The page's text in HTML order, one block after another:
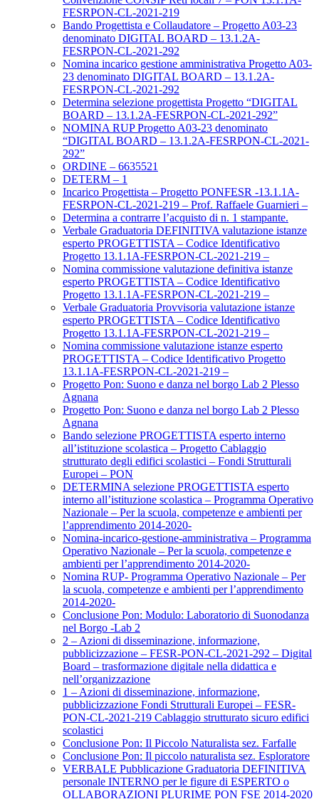
FESRPON-CL-2021-219
Bando Progettista e Collaudatore – Progetto A03-23
denominato DIGITAL BOARD – 13.1.2A-
FESRPON-CL-2021-292
Nomina incarico gestione amministrativa Progetto A03-
23 denominato DIGITAL BOARD – 13.1.2A-
FESRPON-CL-2021-292
Determina selezione progettista Progetto “DIGITAL
BOARD – 13.1.2A-FESRPON-CL-2021-292”
NOMINA RUP Progetto A03-23 denominato
“DIGITAL BOARD – 13.1.2A-FESRPON-CL-2021-
292”
ORDINE – 6635521
DETERM – 1
Incarico Progettista – Progetto PONFESR -13.1.1A-
FESRPON-CL-2021-219 – Prof. Raffaele Guarnieri –
Determina a contrarre l’acquisto di n. 1 stampante.
Verbale Graduatoria DEFINITIVA valutazione istanze
esperto PROGETTISTA – Codice Identificativo
Progetto 13.1.1A-FESRPON-CL-2021-219 –
Nomina commissione valutazione definitiva istanze
esperto PROGETTISTA – Codice Identificativo
Progetto 13.1.1A-FESRPON-CL-2021-219 –
Verbale Graduatoria Provvisoria valutazione istanze
esperto PROGETTISTA – Codice Identificativo
Progetto 13.1.1A-FESRPON-CL-2021-219 –
Nomina commissione valutazione istanze esperto
PROGETTISTA – Codice Identificativo Progetto
13.1.1A-FESRPON-CL-2021-219 –
Progetto Pon: Suono e danza nel borgo Lab 2 Plesso
Agnana
Progetto Pon: Suono e danza nel borgo Lab 2 Plesso
Agnana
Bando selezione PROGETTISTA esperto interno
all’istituzione scolastica – Progetto Cablaggio
strutturato degli edifici scolastici – Fondi Strutturali
Europei – PON
DETERMINA selezione PROGETTISTA esperto
interno all’istituzione scolastica – Programma Operativo
Nazionale – Per la scuola, competenze e ambienti per
l’apprendimento 2014-2020-
Nomina-incarico-gestione-amministrativa – Programma
Operativo Nazionale – Per la scuola, competenze e
ambienti per l’apprendimento 2014-2020-
Nomina RUP- Programma Operativo Nazionale – Per
la scuola, competenze e ambienti per l’apprendimento
2014-2020-
Conclusione Pon: Modulo: Laboratorio di Suonodanza
nel Borgo -Lab 2
2 – Azioni di disseminazione, informazione,
pubblicizzazione – FESR-PON-CL-2021-292 – Digital
Board – trasformazione digitale nella didattica e
nell’organizzazione
1 – Azioni di disseminazione, informazione,
pubblicizzazione Fondi Strutturali Europei – FESR-
PON-CL-2021-219 Cablaggio strutturato sicuro edifici
scolastici
Conclusione Pon: Il Piccolo Naturalista sez. Farfalle
Conclusione Pon: Il piccolo naturalista sez. Esploratore
VERBALE Pubblicazione Graduatoria DEFINITIVA
personale INTERNO per le figure di ESPERTO o
OLLABORAZIONI PLURIME PON FSE 2014-2020